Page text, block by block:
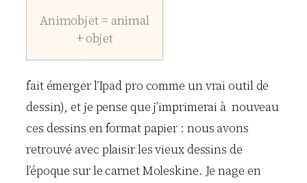
Animobjet = animal
+ objet
fait émerger l’Ipad pro comme un vrai outil de
dessin), et je pense que j’imprimerai à nouveau
ces dessins en format papier : nous avons
retrouvé avec plaisir les vieux dessins de
l’époque sur le carnet Moleskine. Je nage en